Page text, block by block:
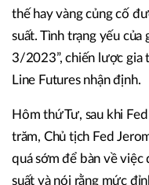
thế hay vàng củng cố
suất. Tình trạng yếu
3/2023”, chiến lược gia
Line Futures nhận định.
Hôm thứ Tư, sau khi
trăm, Chủ tịch Fed
quá sớm để bàn về việc
suất và nói rằng mức